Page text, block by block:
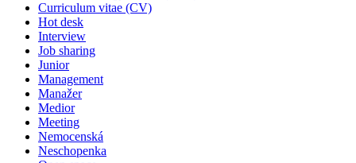
Curriculum vitae (CV)
Hot desk
Interview
Job sharing
Junior
Management
Manažer
Medior
Meeting
Nemocenská
Neschopenka